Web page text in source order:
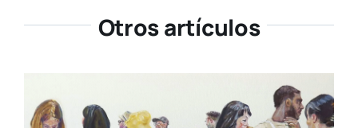
Otros artículos